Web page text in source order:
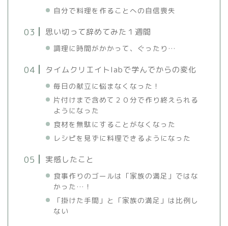
自分で料理を作ることへの自信喪失
思い切って辞めてみた１週間
調理に時間がかかって、ぐったり…
タイムクリエイトlabで学んでからの変化
毎日の献立に悩まなくなった！
片付けまで含めて２０分で作り終えられる
ようになった
食材を無駄にすることがなくなった
レシピを見ずに料理できるようになった
実感したこと
食事作りのゴールは「家族の満足」ではな
かった…！
「掛けた手間」と「家族の満足」は比例し
ない